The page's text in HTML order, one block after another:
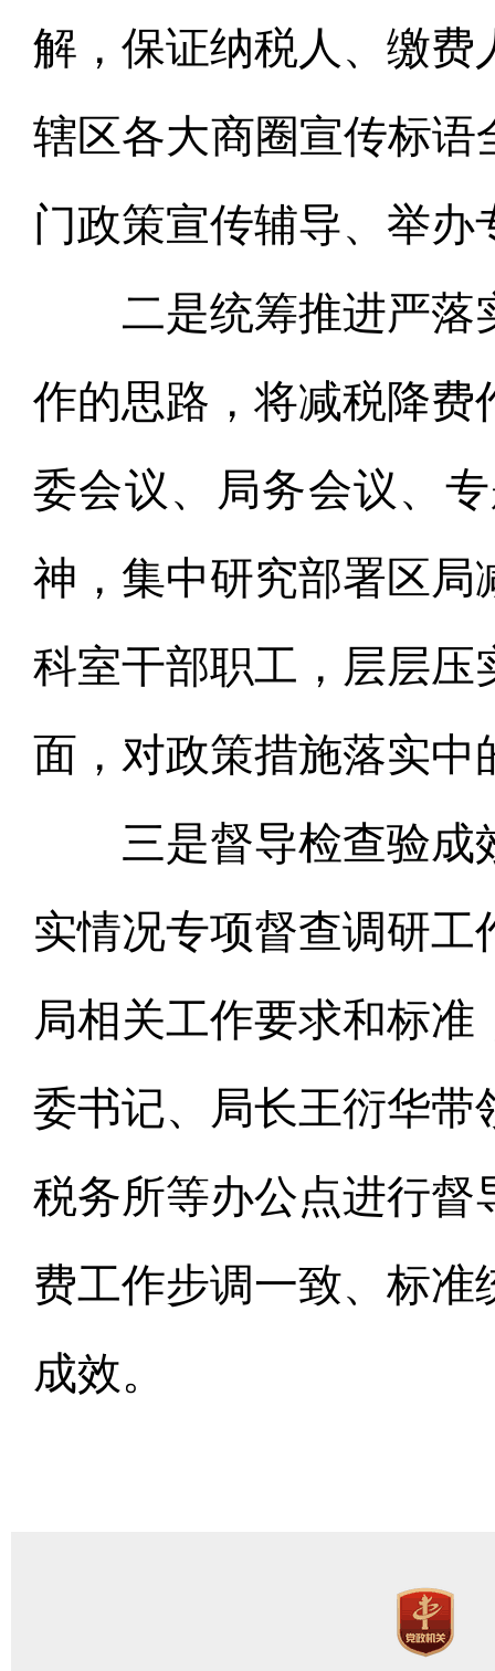
解，保证纳税人、缴费
辖区各大商圈宣传标语
门政策宣传辅导、举
二是统筹推进严落
作的思路，将减税降费
委会议、局务会议、
神，集中研究部署区局
科室干部职工，层层压
面，对政策措施落实中
三是督导检查验成
实情况专项督查调研
局相关工作要求和标
委书记、局长王衍华带
税务所等办公点进行督
费工作步调一致、标
成效。